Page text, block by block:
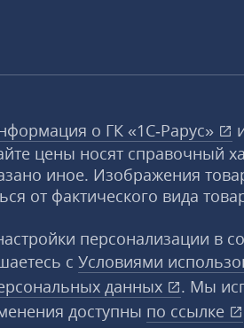
о ГК «1С‑Рарус»
цены носят справочный
иное. Изображения
от фактического вида
персонализации в
с Условиями
данных
. Мы
доступны по ссылке